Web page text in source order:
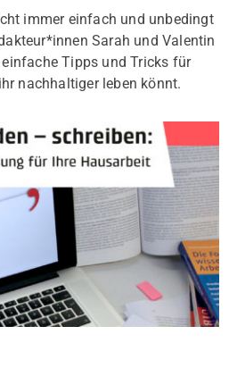
immer einfach und unbedingt
Sarah und Valentin
Tipps und Tricks für
nachhaltiger leben könnt.